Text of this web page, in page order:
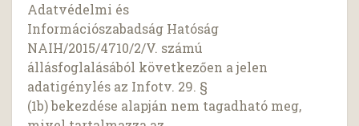
Adatvédelmi és
Információszabadság Hatóság
NAIH/2015/4710/2/V. számú
állásfoglalásából következően a jelen
adatigénylés az Infotv. 29. §
(1b) bekezdése alapján nem tagadható meg,